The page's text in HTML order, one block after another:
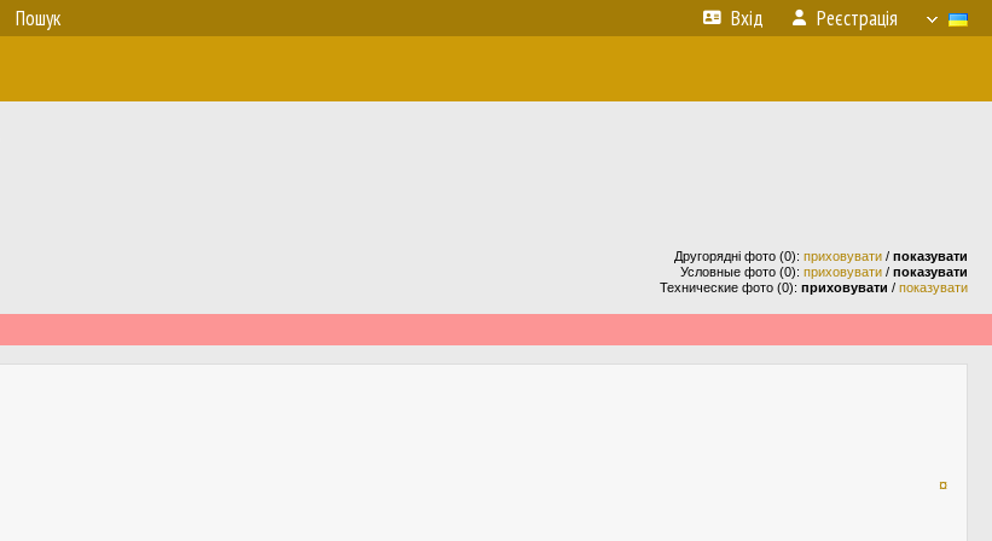
Пошук Вхід Реєстрація
Другорядні фото (0): приховувати / показувати
Условные фото (0): приховувати / показувати
Технические фото (0): приховувати / показувати
¤